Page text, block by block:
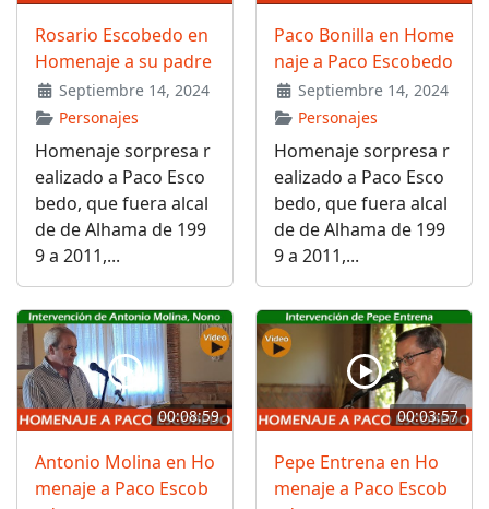
Rosario Escobedo en
Homenaje a su padre
Septiembre 14, 2024
Personajes
Homenaje sorpresa r
ealizado a Paco Esco
bedo, que fuera alcal
de de Alhama de 199
9 a 2011,...
Paco Bonilla en Home
naje a Paco Escobedo
Septiembre 14, 2024
Personajes
Homenaje sorpresa r
ealizado a Paco Esco
bedo, que fuera alcal
de de Alhama de 199
9 a 2011,...
00:08:59
Antonio Molina en Ho
menaje a Paco Escob
00:03:57
Pepe Entrena en Ho
menaje a Paco Escob